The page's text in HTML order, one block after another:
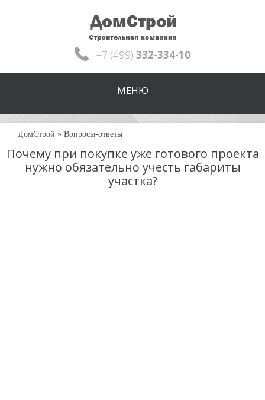
+7 (499) 332-334-10
МЕНЮ
ДомСтрой » Вопросы-ответы
Почему при покупке уже готового проекта
нужно обязательно учесть габариты
участка?